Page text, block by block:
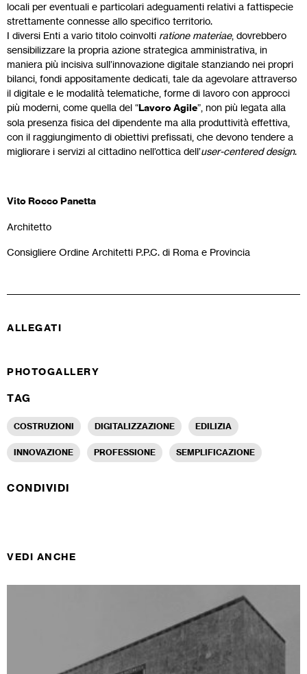
locali per eventuali e particolari adeguamenti relativi a fattispecie
strettamente connesse allo specifico territorio.
I diversi Enti a vario titolo coinvolti ratione materiae, dovrebbero
sensibilizzare la propria azione strategica amministrativa, in
maniera più incisiva sull’innovazione digitale stanziando nei propri
bilanci, fondi appositamente dedicati, tale da agevolare attraverso
il digitale e le modalità telematiche, forme di lavoro con approcci
più moderni, come quella del “Lavoro Agile”, non più legata alla
sola presenza fisica del dipendente ma alla produttività effettiva,
con il raggiungimento di obiettivi prefissati, che devono tendere a
migliorare i servizi al cittadino nell’ottica dell’user-centered design.
Vito Rocco Panetta
Architetto
Consigliere Ordine Architetti P.P.C. di Roma e Provincia
ALLEGATI
PHOTOGALLERY
TAG
COSTRUZIONI DIGITALIZZAZIONE EDILIZIA
INNOVAZIONE PROFESSIONE SEMPLIFICAZIONE
CONDIVIDI
VEDI ANCHE